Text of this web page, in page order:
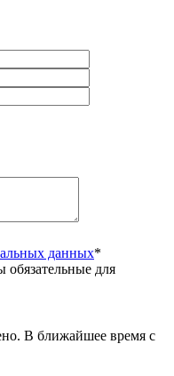
данных*
для
В ближайшее время с